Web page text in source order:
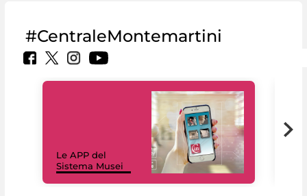
#CentraleMontemartini
Le APP del
Sistema Musei